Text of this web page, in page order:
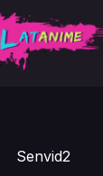
Senvid2